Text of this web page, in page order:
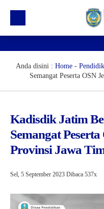
Profil
Informasi
Saluran Resmi WA
Anda disini : Home -
Semangat Peserta OSN
Kadisdik Jatim
Semangat
Provinsi Jawa
Sel, 5 September 2023 Dibaca 537x